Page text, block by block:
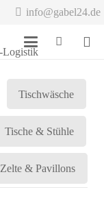
info@gabel24.de
Tischwäsche
Tische & Stühle
Zelte & Pavillons